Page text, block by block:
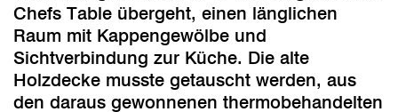
Chefs Table übergeht, einen länglichen
Raum mit Kappengewölbe und
Sichtverbindung zur Küche. Die alte
Holzdecke musste getauscht werden, aus
den daraus gewonnenen thermobehandelten